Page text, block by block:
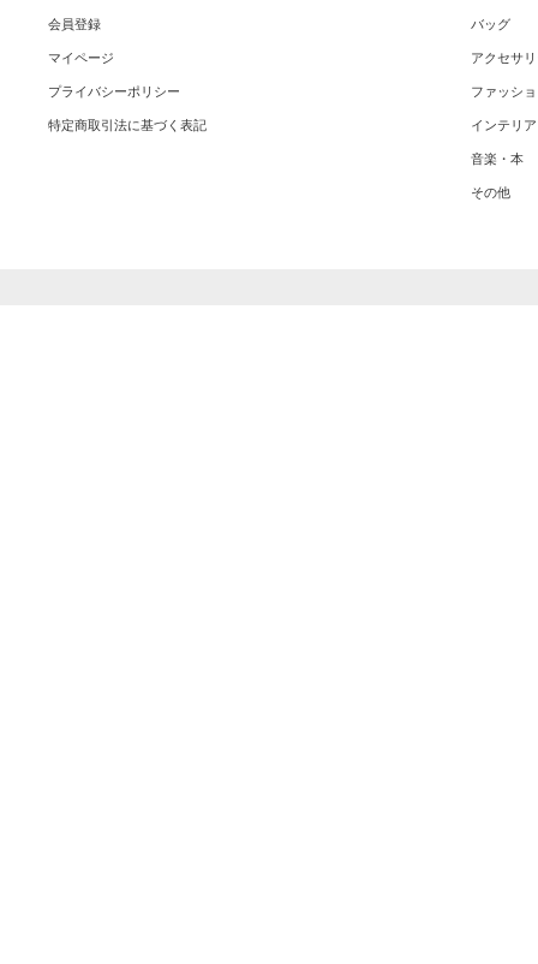
会員登録
マイページ
プライバシーポリシー
特定商取引法に基づく表記
バッグ
アクセサ
ファッシ
インテリア
音楽・本
その他